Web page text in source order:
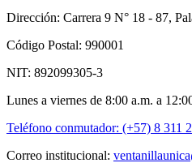
Dirección: Carrera 9 N° 18 - 87,
Código Postal: 990001
NIT: 892099305-3
Lunes a viernes de 8:00 a.m. a
Teléfono conmutador: (+57) 8 311
Correo institucional: